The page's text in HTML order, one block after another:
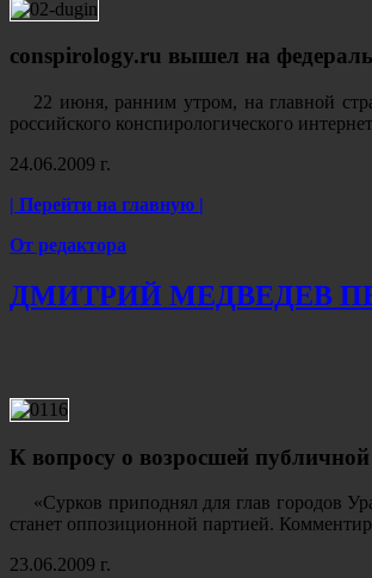
conspirology.ru вышел на
22 июня, ранним утром, на главной
российского конспирологического
24.06.2009 г.
| Перейти на главную |
От редактора
ДМИТРИЙ МЕДВЕДЕВ
К вопросу о возросшей
«Сурков приподнял для глав городов
станет оппозиционной партией.
23.06.2009 г.